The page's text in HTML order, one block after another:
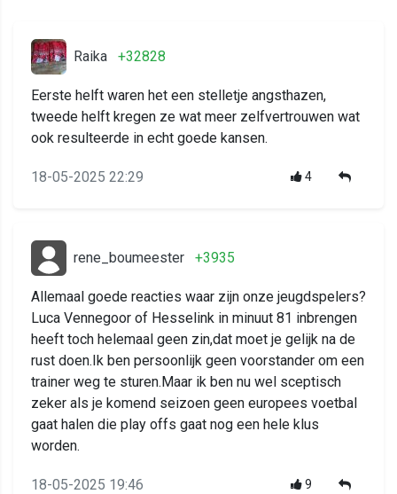
Raika +32828
Eerste helft waren het een stelletje angsthazen,
tweede helft kregen ze wat meer zelfvertrouwen wat
ook resulteerde in echt goede kansen.
18-05-2025 22:29 4
rene_boumeester +3935
Allemaal goede reacties waar zijn onze jeugdspelers?
Luca Vennegoor of Hesselink in minuut 81 inbrengen
heeft toch helemaal geen zin,dat moet je gelijk na de
rust doen.Ik ben persoonlijk geen voorstander om een
trainer weg te sturen.Maar ik ben nu wel sceptisch
zeker als je komend seizoen geen europees voetbal
gaat halen die play offs gaat nog een hele klus
worden.
18-05-2025 19:46 9